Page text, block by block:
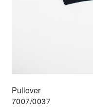
Pullover
7007/0037